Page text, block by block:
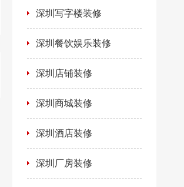
深圳写字楼装修
深圳餐饮娱乐装修
深圳店铺装修
深圳商城装修
深圳酒店装修
深圳厂房装修